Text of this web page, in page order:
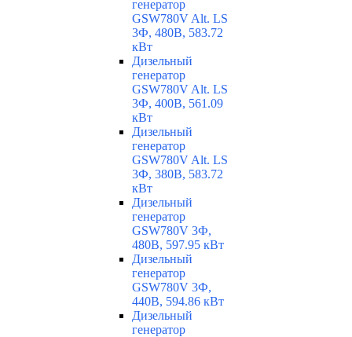
генератор
GSW780V Alt. LS
3Ф, 480В, 583.72
кВт
Дизельный
генератор
GSW780V Alt. LS
3Ф, 400В, 561.09
кВт
Дизельный
генератор
GSW780V Alt. LS
3Ф, 380В, 583.72
кВт
Дизельный
генератор
GSW780V 3Ф,
480В, 597.95 кВт
Дизельный
генератор
GSW780V 3Ф,
440В, 594.86 кВт
Дизельный
генератор